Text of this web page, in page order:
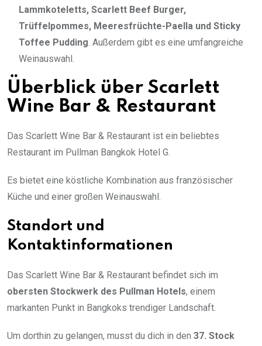
Lammkoteletts, Scarlett Beef Burger,
Trüffelpommes, Meeresfrüchte-Paella und Sticky
Toffee Pudding. Außerdem gibt es eine umfangreiche
Weinauswahl.
Überblick über Scarlett
Wine Bar & Restaurant
Das Scarlett Wine Bar & Restaurant ist ein beliebtes
Restaurant im Pullman Bangkok Hotel G.
Es bietet eine köstliche Kombination aus französischer
Küche und einer großen Weinauswahl.
Standort und
Kontaktinformationen
Das Scarlett Wine Bar & Restaurant befindet sich im
obersten Stockwerk des Pullman Hotels, einem
markanten Punkt in Bangkoks trendiger Landschaft.
Um dorthin zu gelangen, musst du dich in den 37. Stock